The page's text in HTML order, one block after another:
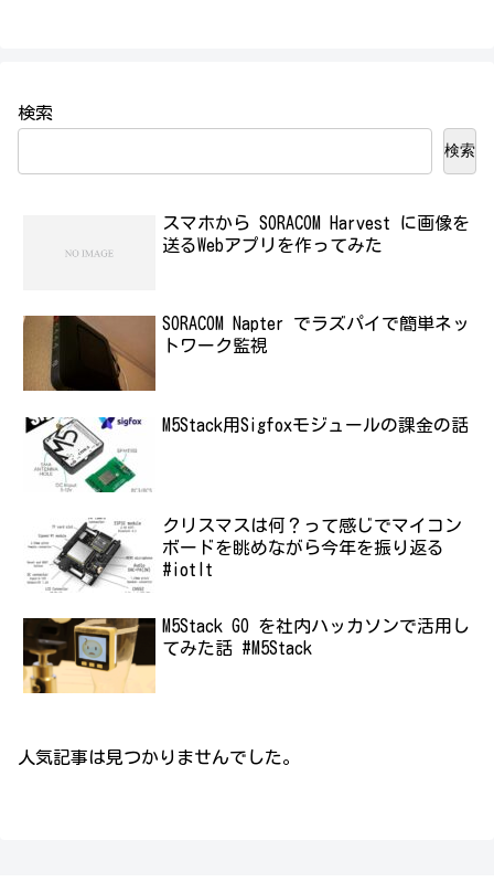
検索
検索
スマホから SORACOM Harvest に画像を
送るWebアプリを作ってみた
SORACOM Napter でラズパイで簡単ネッ
トワーク監視
M5Stack用Sigfoxモジュールの課金の話
クリスマスは何？って感じでマイコン
ボードを眺めながら今年を振り返る
#iotlt
M5Stack GO を社内ハッカソンで活用し
てみた話 #M5Stack
人気記事は見つかりませんでした。